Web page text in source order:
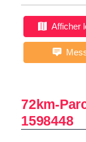
Afficher
72km-
1598448